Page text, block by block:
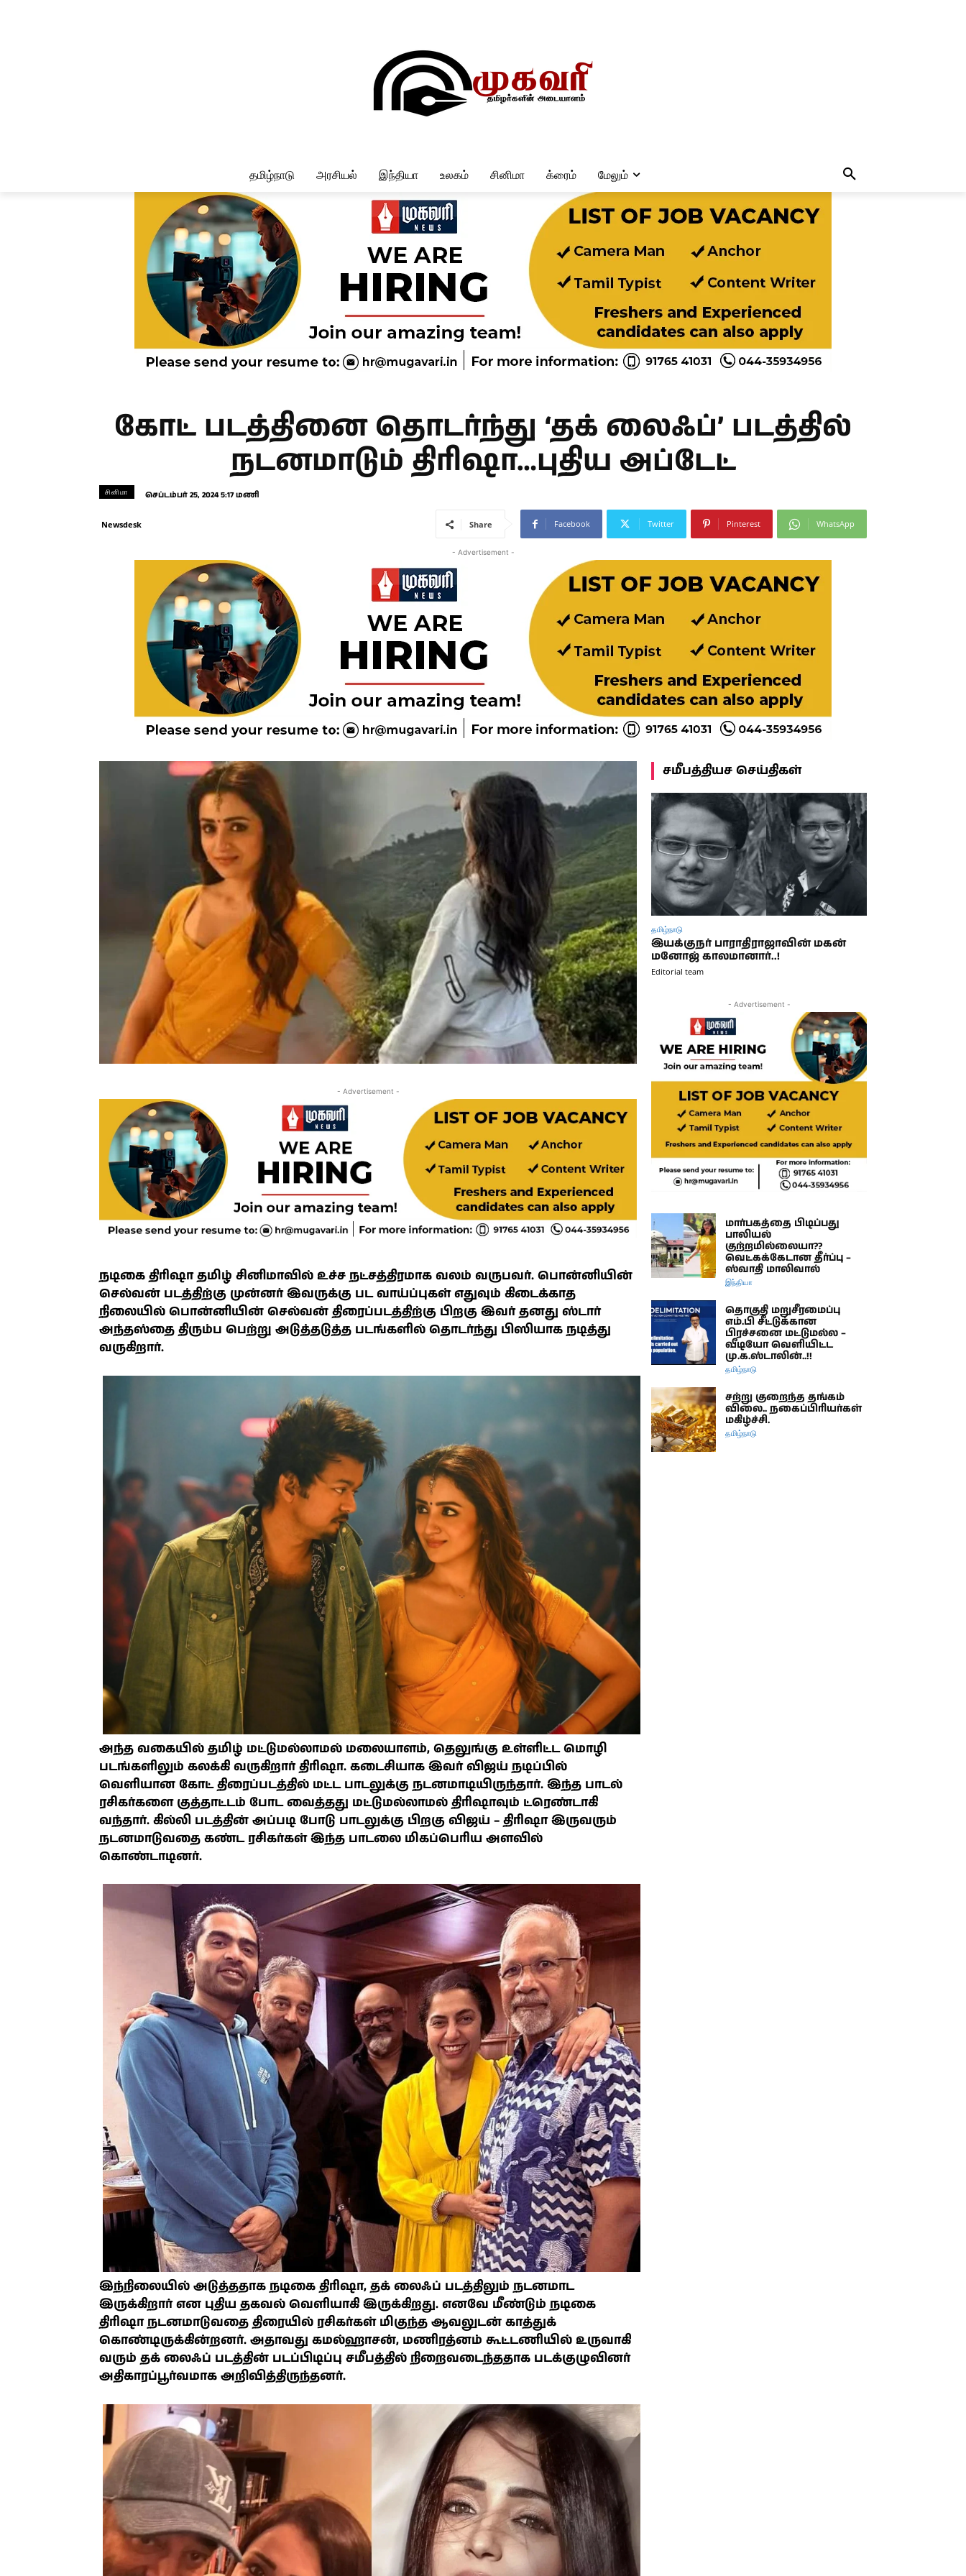
தமிழ்நாடு அரசியல் இந்தியா உலகம் சினிமா க்ரைம் மேலும்
கோட் படத்தினை தொடர்ந்து ‘தக் லைஃப்’ படத்தில்
நடனமாடும் திரிஷா…புதிய அப்டேட்
சினிமா செப்டம்பர் 25, 2024 5:17 மணி
Newsdesk Share Facebook Twitter Pinterest WhatsApp
- Advertisement -
- Advertisement -
நடிகை திரிஷா தமிழ் சினிமாவில் உச்ச நட்சத்திரமாக வலம் வருபவர். பொன்னியின்
செல்வன் படத்திற்கு முன்னர் இவருக்கு பட வாய்ப்புகள் எதுவும் கிடைக்காத
நிலையில் பொன்னியின் செல்வன் திரைப்படத்திற்கு பிறகு இவர் தனது ஸ்டார்
அந்தஸ்தை திரும்ப பெற்று அடுத்தடுத்த படங்களில் தொடர்ந்து பிஸியாக நடித்து
வருகிறார்.
அந்த வகையில் தமிழ் மட்டுமல்லாமல் மலையாளம், தெலுங்கு உள்ளிட்ட மொழி
படங்களிலும் கலக்கி வருகிறார் திரிஷா. கடைசியாக இவர் விஜய் நடிப்பில்
வெளியான கோட் திரைப்படத்தில் மட்ட பாடலுக்கு நடனமாடியிருந்தார். இந்த பாடல்
ரசிகர்களை குத்தாட்டம் போட வைத்தது மட்டுமல்லாமல் திரிஷாவும் ட்ரெண்டாகி
வந்தார். கில்லி படத்தின் அப்படி போடு பாடலுக்கு பிறகு விஜய் – திரிஷா இருவரும்
நடனமாடுவதை கண்ட ரசிகர்கள் இந்த பாடலை மிகப்பெரிய அளவில்
கொண்டாடினர்.
இந்நிலையில் அடுத்ததாக நடிகை திரிஷா, தக் லைஃப் படத்திலும் நடனமாட
இருக்கிறார் என புதிய தகவல் வெளியாகி இருக்கிறது. எனவே மீண்டும் நடிகை
திரிஷா நடனமாடுவதை திரையில் ரசிகர்கள் மிகுந்த ஆவலுடன் காத்துக்
கொண்டிருக்கின்றனர். அதாவது கமல்ஹாசன், மணிரத்னம் கூட்டணியில் உருவாகி
வரும் தக் லைஃப் படத்தின் படப்பிடிப்பு சமீபத்தில் நிறைவடைந்ததாக படக்குழுவினர்
அதிகாரப்பூர்வமாக அறிவித்திருந்தனர்.
சமீபத்தியச செய்திகள்
தமிழ்நாடு
இயக்குநர் பாராதிராஜாவின் மகன்
மனோஜ் காலமானார்..!
Editorial team
- Advertisement -
மார்பகத்தை பிடிப்பது
பாலியல்
குற்றமில்லையா??
வெட்கக்கேடான தீர்ப்பு –
ஸ்வாதி மாலிவால்
இந்தியா
தொகுதி மறுசீரமைப்பு
எம்.பி சீட்டுக்கான
பிரச்சனை மட்டுமல்ல –
வீடியோ வெளியிட்ட
மு.க.ஸ்டாலின்..!!
தமிழ்நாடு
சற்று குறைந்த தங்கம்
விலை.. நகைப்பிரியர்கள்
மகிழ்ச்சி.
தமிழ்நாடு